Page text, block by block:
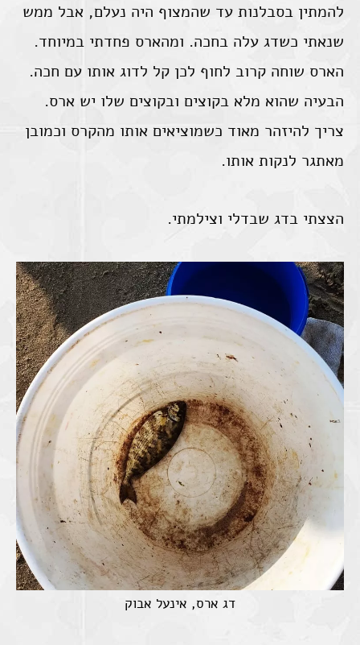
להמתין בסבלנות עד שהמצוף היה נעלם, אבל ממש
שנאתי כשדג עלה בחכה. ומהארס פחדתי במיוחד.
הארס שוחה קרוב לחוף לכן קל לדוג אותו עם חכה.
הבעיה שהוא מלא בקוצים ובקוצים שלו יש ארס.
צריך להיזהר מאוד כשמוציאים אותו מהקרס וכמובן
מאתגר לנקות אותו.
הצצתי בדג שבדלי וצילמתי.
דג ארס, אינעל אבוק